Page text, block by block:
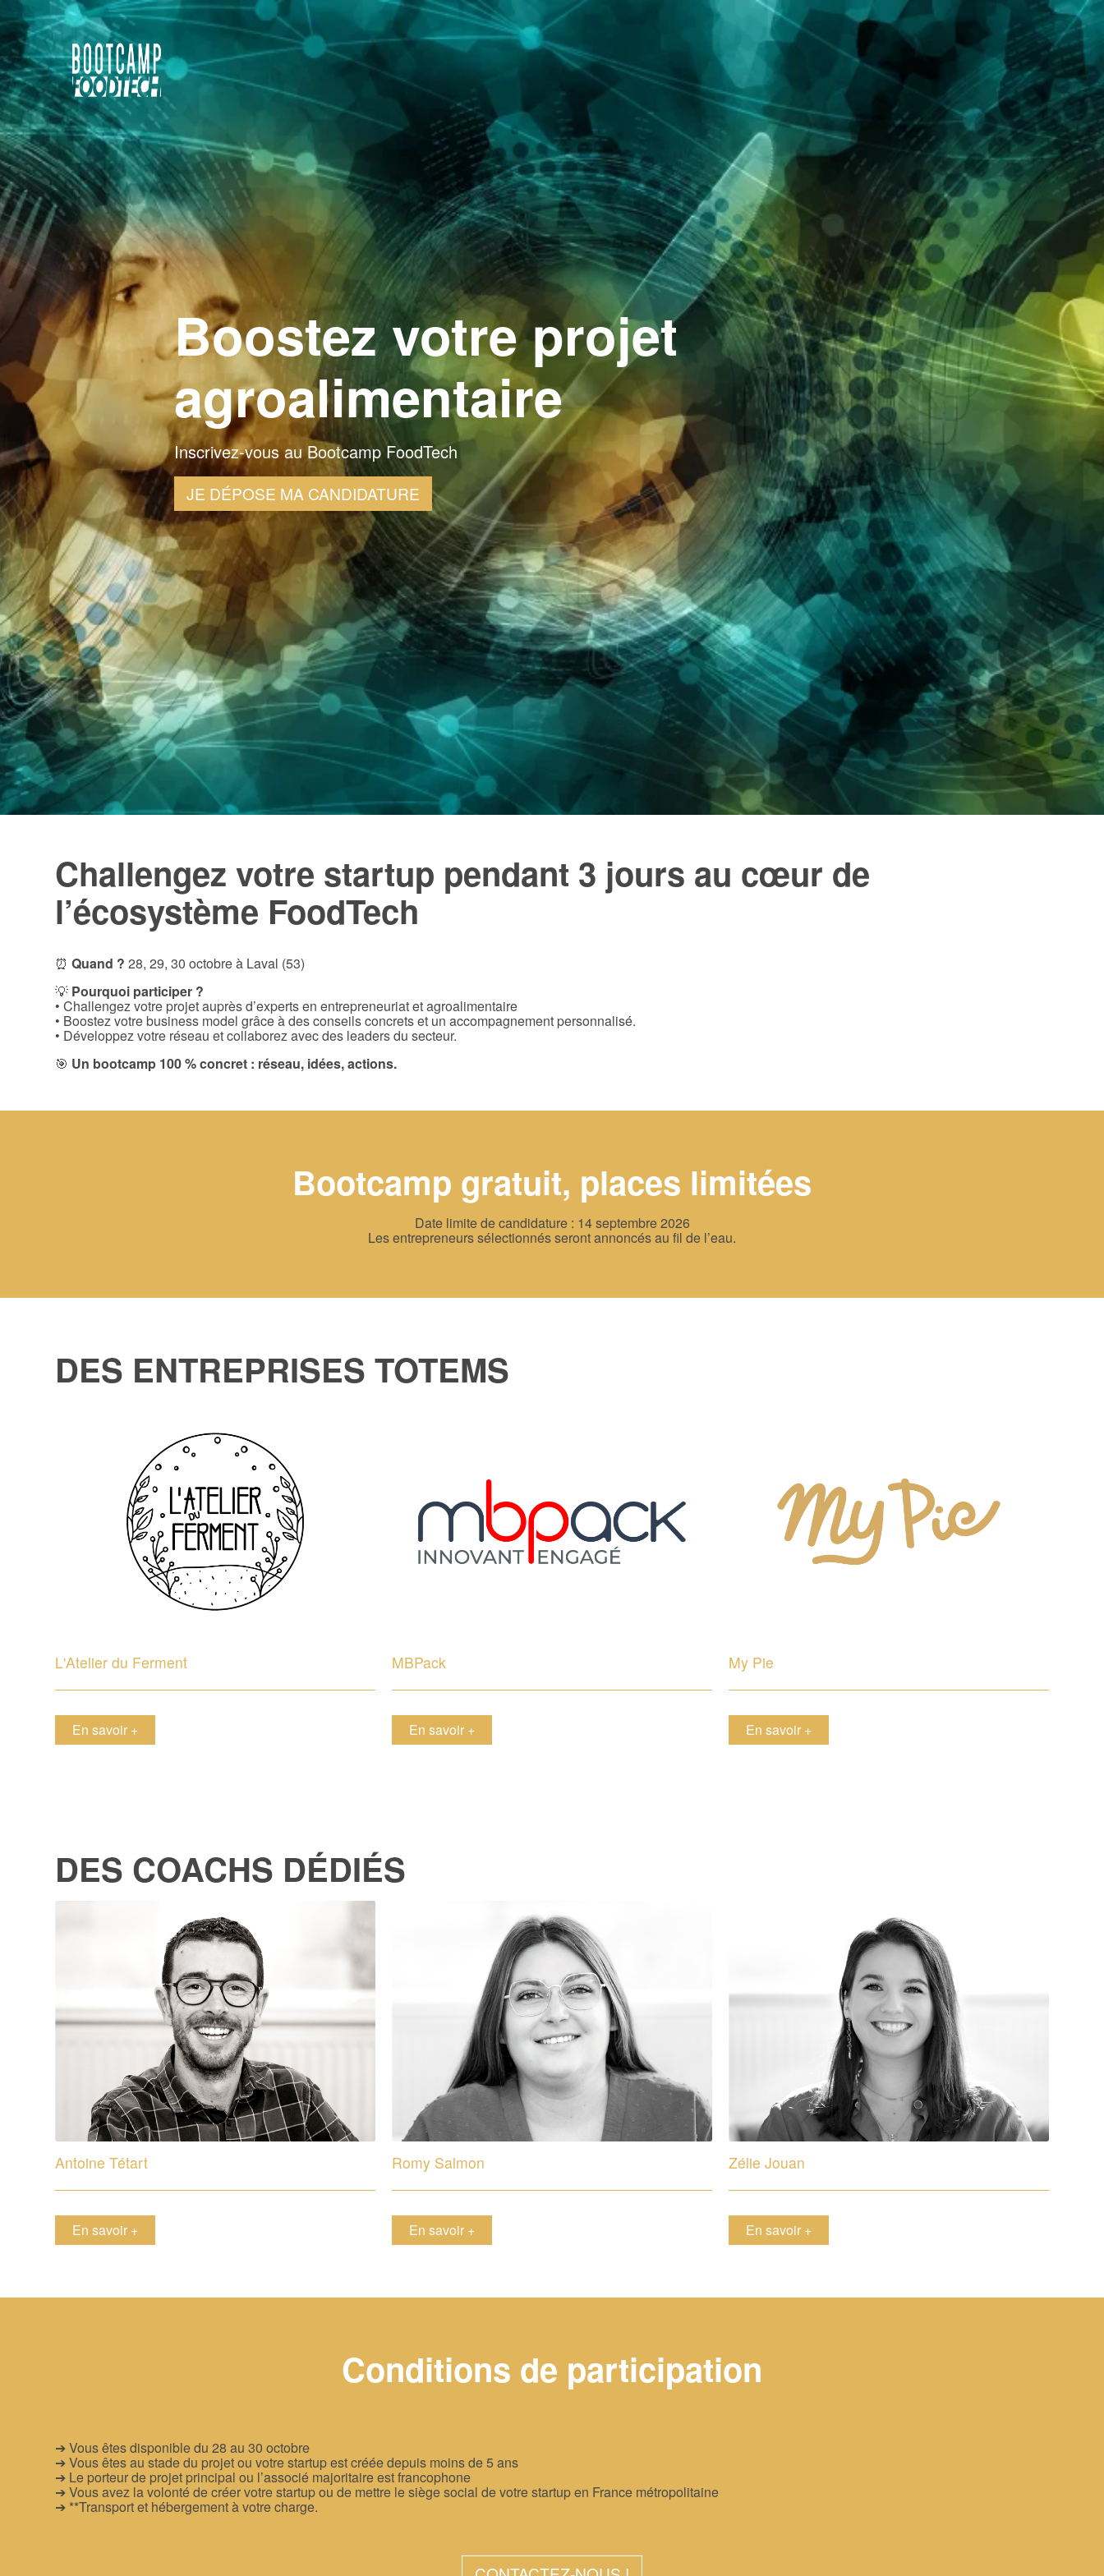
Boostez votre projet
agroalimentaire
Inscrivez-vous au Bootcamp FoodTech
JE DÉPOSE MA CANDIDATURE
Challengez votre startup pendant 3 jours au cœur de
l’écosystème FoodTech
⏰ Quand ? 28, 29, 30 octobre à Laval (53)
💡 Pourquoi participer ?
• Challengez votre projet auprès d’experts en entrepreneuriat et agroalimentaire
• Boostez votre business model grâce à des conseils concrets et un accompagnement personnalisé.
• Développez votre réseau et collaborez avec des leaders du secteur.
🎯 Un bootcamp 100 % concret : réseau, idées, actions.
Bootcamp gratuit, places limitées
Date limite de candidature : 14 septembre 2026
Les entrepreneurs sélectionnés seront annoncés au fil de l’eau.
DES ENTREPRISES TOTEMS
L'Atelier du Ferment
en savoir +
MBPack
en savoir +
My Pie
en savoir +
DES COACHS DÉDIÉS
Antoine Tétart
en savoir +
Romy Salmon
en savoir +
Zélie Jouan
en savoir +
Conditions de participation
➔ Vous êtes disponible du 28 au 30 octobre
➔ Vous êtes au stade du projet ou votre startup est créée depuis moins de 5 ans
➔ Le porteur de projet principal ou l’associé majoritaire est francophone
➔ Vous avez la volonté de créer votre startup ou de mettre le siège social de votre startup en France métropolitaine
➔ **Transport et hébergement à votre charge.